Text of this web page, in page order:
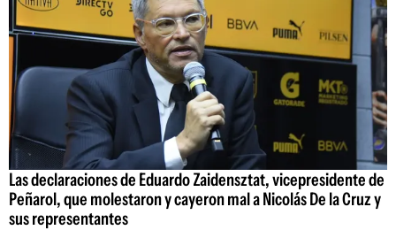
Las declaraciones de Eduardo Zaidensztat, vicepresidente de
Peñarol, que molestaron y cayeron mal a Nicolás De la Cruz y
sus representantes